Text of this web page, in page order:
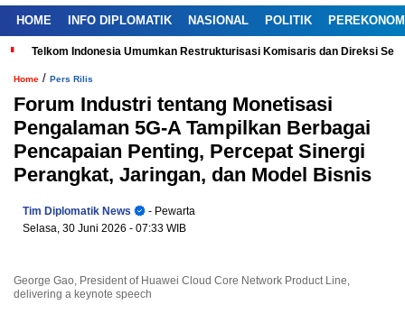
HOME INFO DIPLOMATIK NASIONAL POLITIK
Telkom Indonesia Umumkan Restrukturisasi Komisaris dan Direksi
Home / Pers Rilis
Forum Industri tentang Monetisasi
Pengalaman 5G-A Tampilkan Berbagai
Pencapaian Penting, Percepat Sinergi
Perangkat, Jaringan, dan Model Bisnis
Tim Diplomatik News
- Pewarta
Selasa, 30 Juni 2026 - 07:33 WIB
George Gao, President of Huawei Cloud Core Network Product Line,
delivering a keynote speech